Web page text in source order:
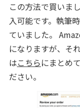
この方法で買いま
入可能です。執筆
ていました。
になりますが、そ
はこちらにまとめ
ださい。